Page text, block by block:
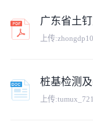
广东省土
上传:
桩基检测
上传: